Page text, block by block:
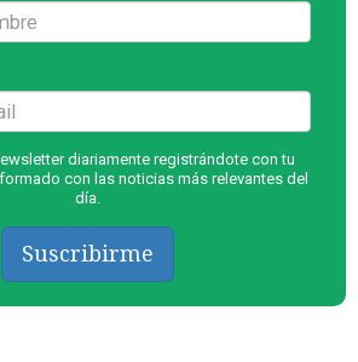
diariamente registrándote con tu
con las noticias más relevantes del
día.
Suscribirme